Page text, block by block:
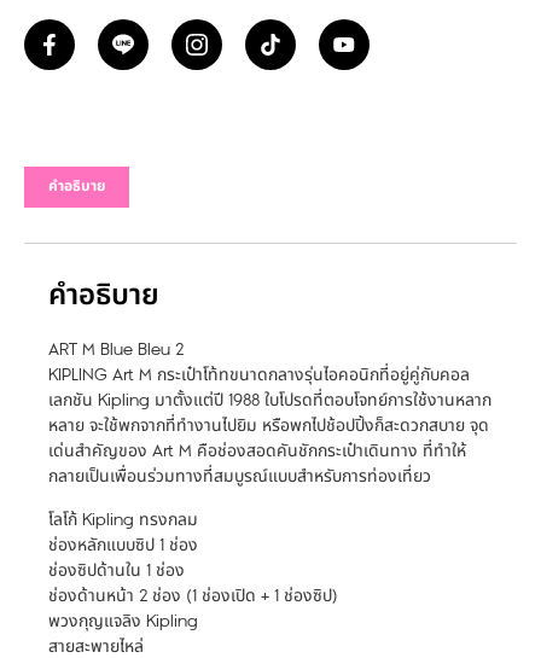
คำอธิบาย
คำอธิบาย
ART M Blue Bleu 2
KIPLING Art M กระเป๋าโท้ทขนาดกลางรุ่นไอคอนิกที่อยู่คู่กับคอล
เลกชัน Kipling มาตั้งแต่ปี 1988 ใบโปรดที่ตอบโจทย์การใช้งานหลาก
หลาย จะใช้พกจากที่ทำงานไปยิม หรือพกไปช้อปปิ้งก็สะดวกสบาย จุด
เด่นสำคัญของ Art M คือช่องสอดคันชักกระเป๋าเดินทาง ที่ทำให้
กลายเป็นเพื่อนร่วมทางที่สมบูรณ์แบบสำหรับการท่องเที่ยว
โลโก้ Kipling ทรงกลม
ช่องหลักแบบซิป 1 ช่อง
ช่องซิปด้านใน 1 ช่อง
ช่องด้านหน้า 2 ช่อง (1 ช่องเปิด + 1 ช่องซิป)
พวงกุญแจลิง Kipling
สายสะพายไหล่